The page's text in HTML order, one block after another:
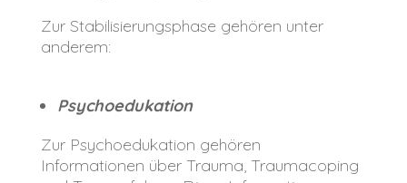
Zur Stabilisierungsphase gehören unter
anderem:
Psychoedukation
Zur Psychoedukation gehören
Informationen über Trauma, Traumacoping